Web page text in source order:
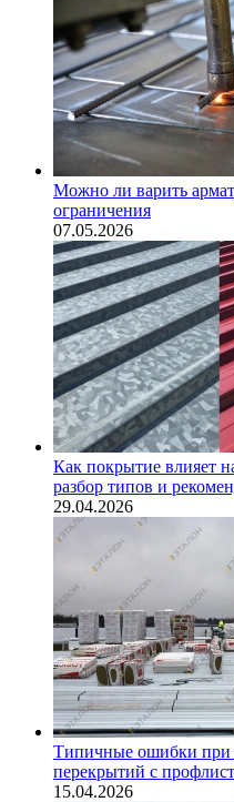
Можно ли варить
ограничения
07.05.2026
Как покрытие влияет
разбор типов и
29.04.2026
Типичные ошибки при
перекрытий с
15.04.2026